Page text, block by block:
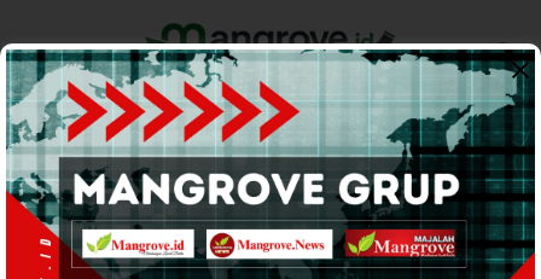
Home Pemerintahan Ekonomi & Bisnis Info Tanah Papua
Support by